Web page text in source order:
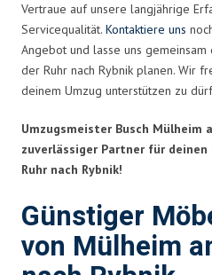
Vertraue auf unsere langjährige
Servicequalität. Kontaktiere uns
Angebot und lasse uns
der Ruhr nach Rybnik planen. Wir
deinem Umzug unterstützen zu
Umzugsmeister Busch Mülheim
zuverlässiger Partner für deinen
Ruhr nach Rybnik!
Günstiger
von Mülheim